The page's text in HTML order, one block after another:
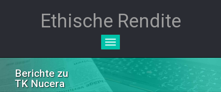
Ethische Rendite
Toggle
Berichte zu
TK Nucera